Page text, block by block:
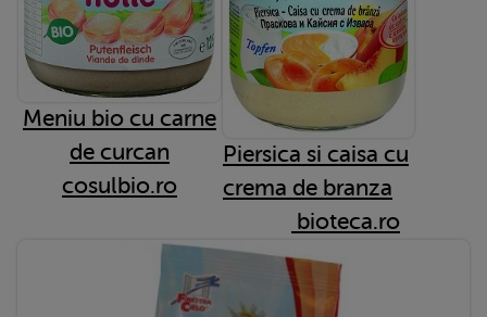
Meniu bio cu carne
de curcan
cosulbio.ro
Piersica si caisa cu
crema de branza
bioteca.ro